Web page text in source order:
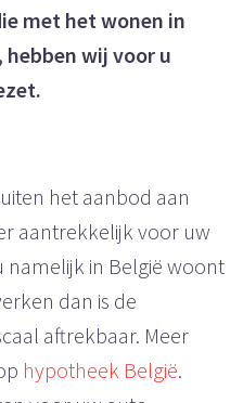
met het wonen in
hebben wij voor u
het aanbod aan
aantrekkelijk voor uw
in België woont
dan is de
aftrekbaar. Meer
hypotheek België.